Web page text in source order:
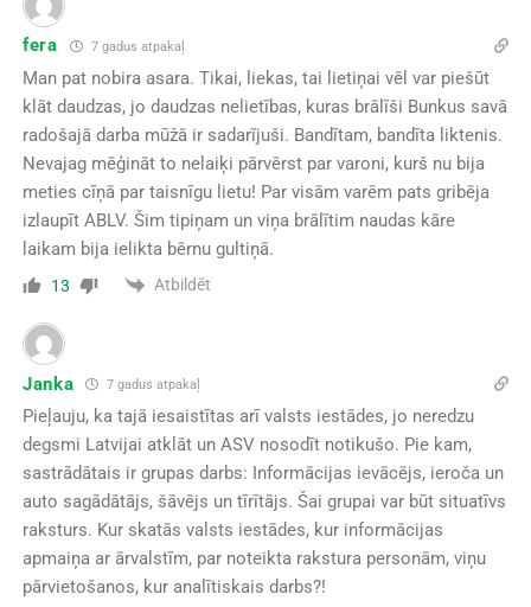
fera 7 gadus atpakaļ
Man pat nobira asara. Tikai, liekas, tai lietiņai vēl var piešūt
klāt daudzas, jo daudzas nelietības, kuras brālīši Bunkus savā
radošajā darba mūžā ir sadarījuši. Bandītam, bandīta liktenis.
Nevajag mēģināt to nelaiķi pārvērst par varoni, kurš nu bija
meties cīņā par taisnīgu lietu! Par visām varēm pats gribēja
izlaupīt ABLV. Šim tipiņam un viņa brālītim naudas kāre
laikam bija ielikta bērnu gultiņā.
13 Atbildēt
Janka 7 gadus atpakaļ
Pieļauju, ka tajā iesaistītas arī valsts iestādes, jo neredzu
degsmi Latvijai atklāt un ASV nosodīt notikušo. Pie kam,
sastrādātais ir grupas darbs: Informācijas ievācējs, ieroča un
auto sagādātājs, šāvējs un tīrītājs. Šai grupai var būt situatīvs
raksturs. Kur skatās valsts iestādes, kur informācijas
apmaiņa ar ārvalstīm, par noteikta rakstura personām, viņu
pārvietošanos, kur analītiskais darbs?!